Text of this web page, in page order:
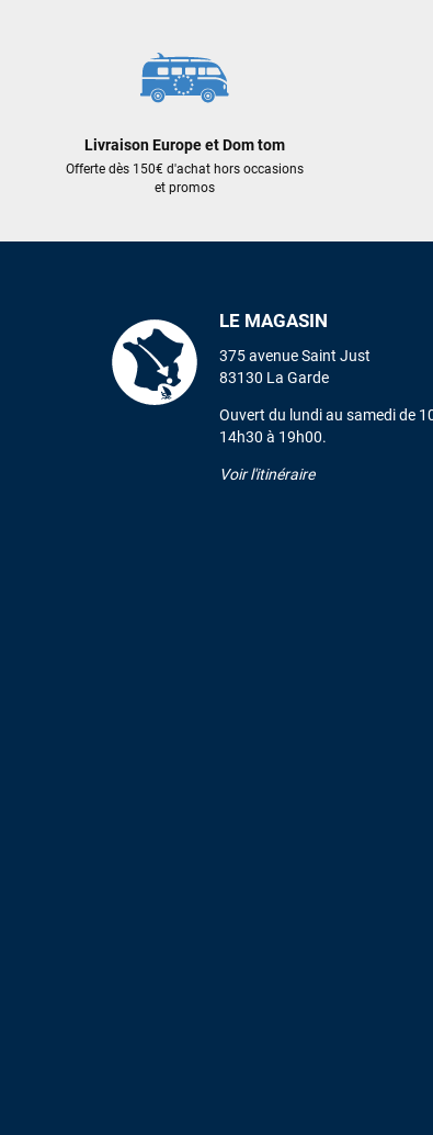
Livraison Europe et Dom tom
Offerte dès 150€ d'achat hors occasions
et promos
LE MAGASIN
375 avenue Saint Just
83130 La Garde
Ouvert du lundi au samedi de
14h30 à 19h00.
Voir l'itinéraire